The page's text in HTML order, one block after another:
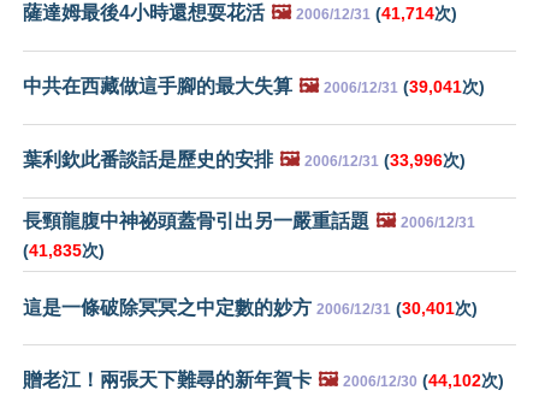
薩達姆最後4小時還想耍花活 🖼️ 2006/12/31 (41,714次)
中共在西藏做這手腳的最大失算 🖼️ 2006/12/31 (39,041次)
葉利欽此番談話是歷史的安排 🖼️ 2006/12/31 (33,996次)
長頸龍腹中神祕頭蓋骨引出另一嚴重話題 🖼️ 2006/12/31
(41,835次)
這是一條破除冥冥之中定數的妙方 2006/12/31 (30,401次)
贈老江！兩張天下難尋的新年賀卡 🖼️ 2006/12/30 (44,102次)